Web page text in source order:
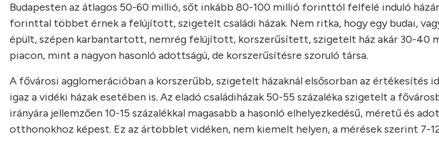
Budapesten az átlagos 50-60 millió, sőt inkább 80-100 millió forinttól felfelé induló
forinttal többet érnek a felújított, szigetelt családi házak. Nem ritka, hogy egy budai,
épült, szépen karbantartott, nemrég felújított, korszerűsített, szigetelt ház akár 30-
piacon, mint a nagyon hasonló adottságú, de korszerűsítésre szoruló társa.
A fővárosi agglomerációban a korszerűbb, szigetelt házaknál elsősorban az értékesítés
igaz a vidéki házak esetében is. Az eladó családiházak 50-55 százaléka szigetelt a
irányára jellemzően 10-15 százalékkal magasabb a hasonló elhelyezkedésű, méretű és
otthonokhoz képest. Ez az ártöbblet vidéken, nem kiemelt helyen, a mérések szerint 7-